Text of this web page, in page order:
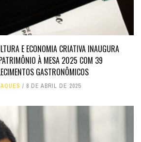
E ECONOMIA CRIATIVA INAUGURA
À MESA 2025 COM 39
GASTRONÔMICOS
8 DE ABRIL DE 2025